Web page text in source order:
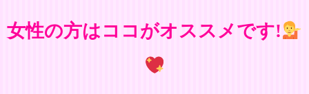
女性の方はココがオススメです!